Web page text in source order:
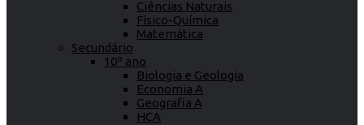
Ciências Naturais
Físico-Química
Matemática
Secundário
10º ano
Biologia e Geologia
Economia A
Geografia A
HCA